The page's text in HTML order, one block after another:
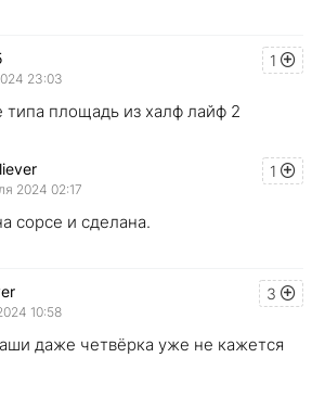
1
23:03
типа площадь из халф лайф 2
1
2024 02:17
сорсе и сделана.
3
10:58
даже четвёрка уже не кажется